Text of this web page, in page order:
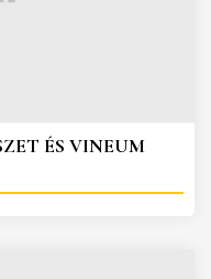
ÉS VINEUM